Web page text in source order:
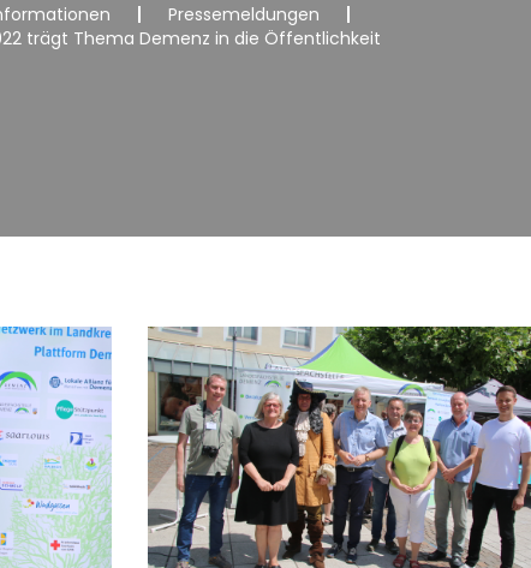
Pressemeldungen
trägt Thema Demenz in die Öffentlichkeit